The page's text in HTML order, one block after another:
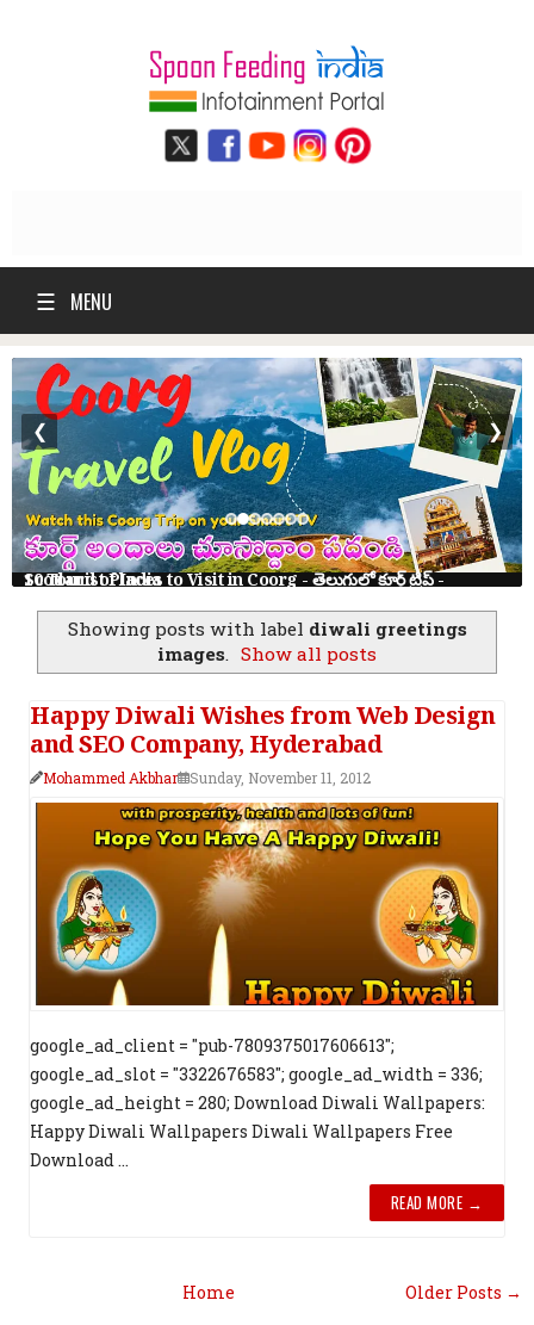
☰ MENU
10 Tourist Places to Visit in Coorg - తెలుగులో కూర్గ్ ట్రిప్ - Scotland of India
❮ ❯
Showing posts with label diwali greetings
images. Show all posts
Happy Diwali Wishes from Web Design
and SEO Company, Hyderabad
Mohammed Akbhar Sunday, November 11, 2012
google_ad_client = "pub-7809375017606613";
google_ad_slot = "3322676583"; google_ad_width = 336;
google_ad_height = 280; Download Diwali Wallpapers:
Happy Diwali Wallpapers Diwali Wallpapers Free
Download ...
READ MORE →
Older Posts →
Home